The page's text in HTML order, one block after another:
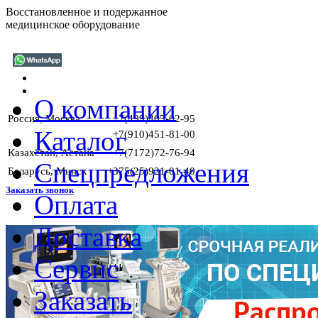
Восстановленное и подержанное
медицинское оборудование
Россия, Москва
+7(499)405-02-95
+7(910)451-81-00
Казахстан, Астана
+7(7172)72-76-94
Беларусь, Минск
+375(25)921-01-40
Заказать звонок
О компании
Каталог
Спецпредложения
Оплата
Доставка
Сервис
Заказать